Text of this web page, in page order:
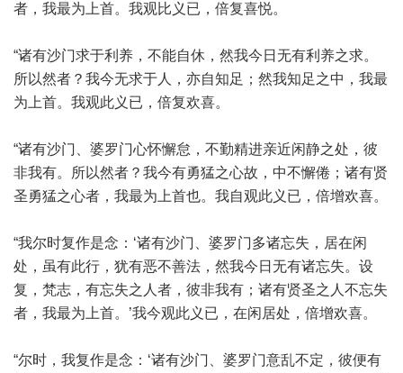
者，我最为上首。我观比义已，倍复喜悦。
“诸有沙门求于利养，不能自休，然我今日无有利养之求。
所以然者？我今无求于人，亦自知足；然我知足之中，我最
为上首。我观此义已，倍复欢喜。
“诸有沙门、婆罗门心怀懈怠，不勤精进亲近闲静之处，彼
非我有。所以然者？我今有勇猛之心故，中不懈倦；诸有贤
圣勇猛之心者，我最为上首也。我自观此义已，倍增欢喜。
“我尔时复作是念：‘诸有沙门、婆罗门多诸忘失，居在闲
处，虽有此行，犹有恶不善法，然我今日无有诸忘失。设
复，梵志，有忘失之人者，彼非我有；诸有贤圣之人不忘失
者，我最为上首。’我今观此义已，在闲居处，倍增欢喜。
“尔时，我复作是念：‘诸有沙门、婆罗门意乱不定，彼便有